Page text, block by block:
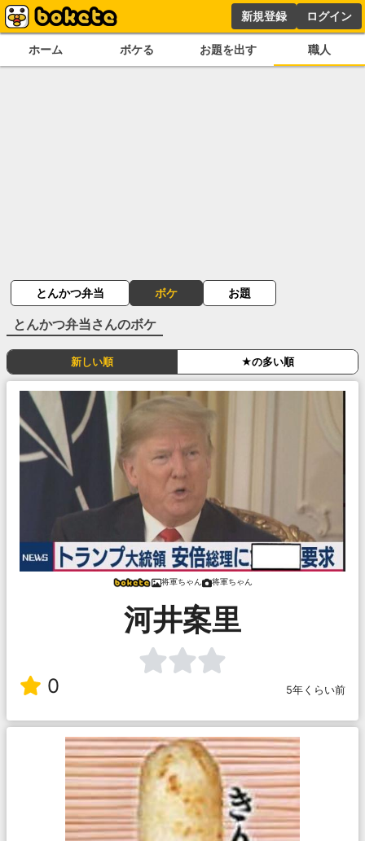
新規登録 ログイン
ホーム ボケる お題を出す 職人
とんかつ弁当 ボケ お題
とんかつ弁当さんのボケ
新しい順 ★の多い順
将軍ちゃん 将軍ちゃん
河井案里
0 5年くらい前